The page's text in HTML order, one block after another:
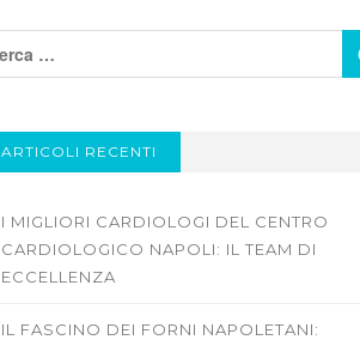
ARTICOLI RECENTI
I MIGLIORI CARDIOLOGI DEL CENTRO
CARDIOLOGICO NAPOLI: IL TEAM DI
ECCELLENZA
IL FASCINO DEI FORNI NAPOLETANI: